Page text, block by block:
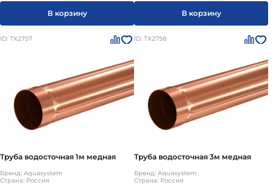
В корзину В корзину
ID: ТХ2757
Труба водосточная 1м медная
Бренд: Aquasystem
Страна: Россия
ID: ТХ2758
Труба водосточная 3м медная
Бренд: Aquasystem
Страна: Россия